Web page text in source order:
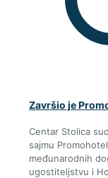
Završio je
Centar Stolica
sajmu
međunarodnih
ugostiteljstvu i